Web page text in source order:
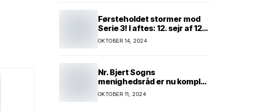
Førsteholdet stormer mod
Serie 3! I aftes: 12. sejr af 12
mulige! Kun ét hold kan
spænde ben! Afgørende
OKTOBER 14, 2024
Nr. Bjert Sogns
menighedsråd er nu komplet
* Trapholt i efterårsferien:
Kunst og kreativitet i
OKTOBER 11, 2024